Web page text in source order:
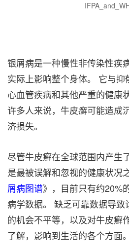
银屑病是一种慢性非传染性疾
实际上影响整个身体。 它与抑
心血管疾病和其他严重的健康
许多人来说，牛皮癣可能造成
济损失。
尽管牛皮癣在全球范围内产生
是最被误解和忽视的健康状况
屑病图谱》，目前只有约20%
病学数据。 缺乏可靠数据导致
的机会不平等，以及对牛皮癣
了解，影响到生活的各个方面。